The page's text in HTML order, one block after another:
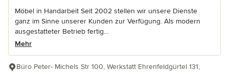
Möbel in Handarbeit Seit 2002 stellen wir unsere Dienste
ganz im Sinne unserer Kunden zur Verfügung. Als modern
ausgestatteter Betrieb fertig...
Mehr
Büro Peter- Michels Str 100, Werkstatt Ehrenfeldgürtel 131,